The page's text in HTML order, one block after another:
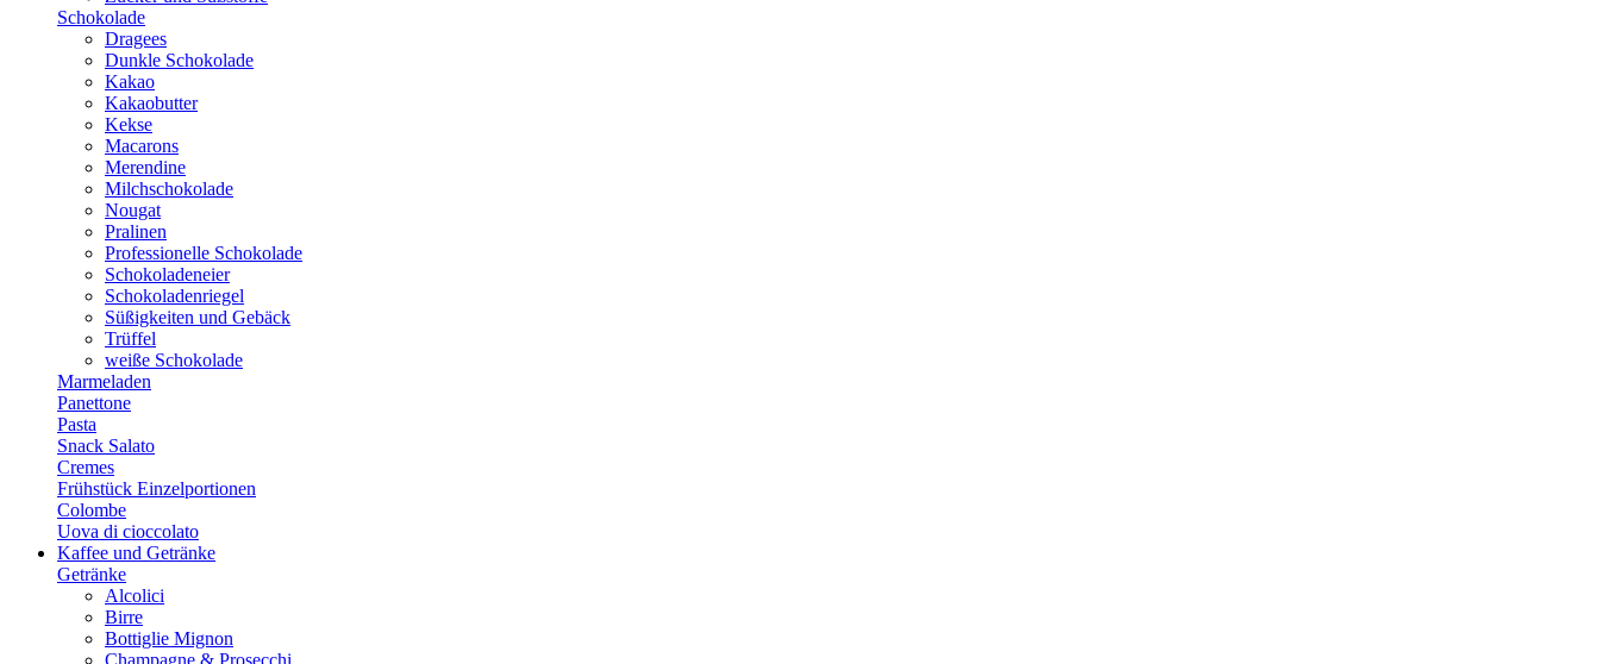
Schokolade
Dragees
Dunkle Schokolade
Kakao
Kakaobutter
Kekse
Macarons
Merendine
Milchschokolade
Nougat
Pralinen
Professionelle Schokolade
Schokoladeneier
Schokoladenriegel
Süßigkeiten und Gebäck
Trüffel
weiße Schokolade
Marmeladen
Panettone
Pasta
Snack Salato
Cremes
Frühstück Einzelportionen
Colombe
Uova di cioccolato
Kaffee und Getränke
Getränke
Alcolici
Birre
Bottiglie Mignon
Champagne & Prosecchi